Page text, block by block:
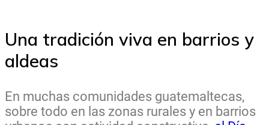
Una tradición viva en barrios y
aldeas
En muchas comunidades guatemaltecas,
sobre todo en las zonas rurales y en barrios